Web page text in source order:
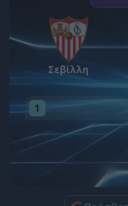
Σεβίλλη
1